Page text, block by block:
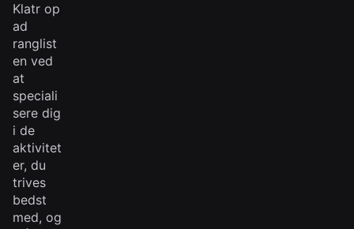
Klatr op
ad
ranglist
en ved
at
speciali
sere dig
i de
aktivitet
er, du
trives
bedst
med, og